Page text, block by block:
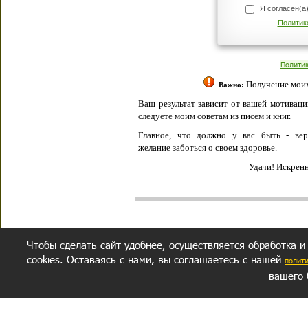
Я
Важно: Получение
Ваш результат зависит от вашей
следуете моим советам из писем и книг.
Главное, что должно у вас быть -
желание заботься о своем здоровье.
Удачи!
Чтобы сделать сайт удобнее, осуществляется обработка
cookies. Оставаясь с нами, вы соглашаетесь с нашей
вашего